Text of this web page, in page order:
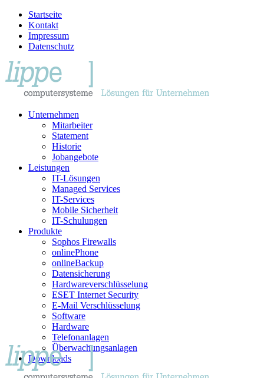
Startseite
Kontakt
Impressum
Datenschutz
Unternehmen
Mitarbeiter
Statement
Historie
Jobangebote
Leistungen
IT-Lösungen
Managed Services
IT-Services
Mobile Sicherheit
IT-Schulungen
Produkte
Sophos Firewalls
onlinePhone
onlineBackup
Datensicherung
Hardwareverschlüsselung
ESET Internet Security
E-Mail Verschlüsselung
Software
Hardware
Telefonanlagen
Überwachungsanlagen
Downloads